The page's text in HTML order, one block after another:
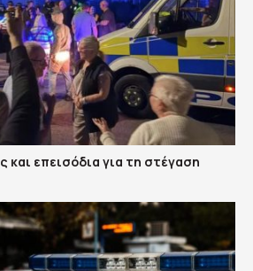
και επεισόδια για τη στέγαση